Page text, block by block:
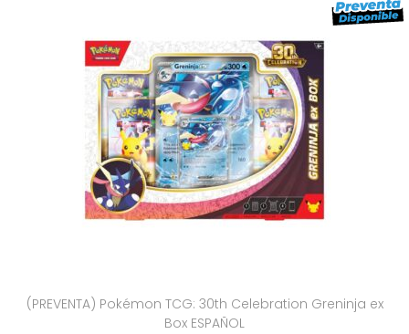
(PREVENTA) Pokémon TCG: 30th Celebration Greninja ex
Box ESPAÑOL